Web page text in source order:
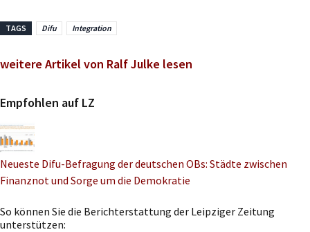
TAGS Difu Integration
weitere Artikel von Ralf Julke lesen
Empfohlen auf LZ
Neueste Difu-Befragung der deutschen OBs: Städte zwischen
Finanznot und Sorge um die Demokratie
So können Sie die Berichterstattung der Leipziger Zeitung
unterstützen: